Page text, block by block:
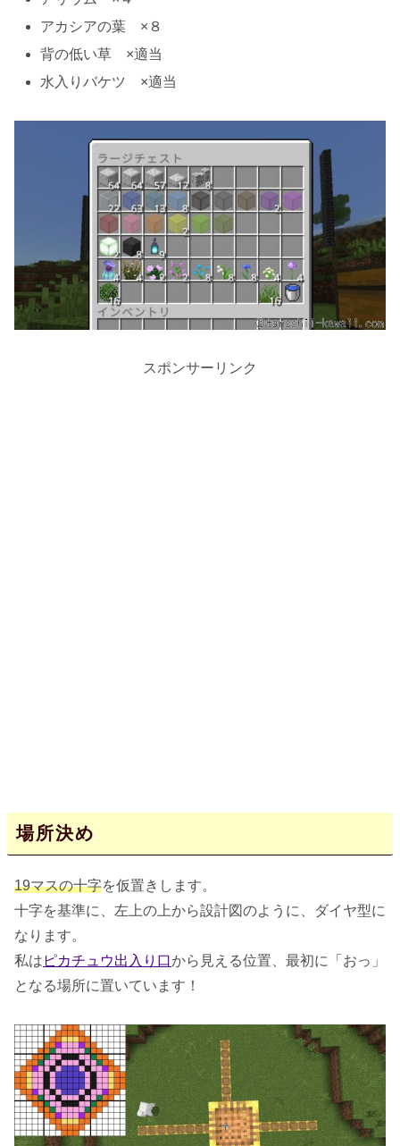
アカシアの葉 ×８
背の低い草 ×適当
水入りバケツ ×適当
スポンサーリンク
場所決め
19マスの十字を仮置きします。
十字を基準に、左上の上から設計図のように、ダイヤ型に
なります。
私は ピカチュウ出入り口から見える位置、最初に「おっ」
となる場所に置いています！